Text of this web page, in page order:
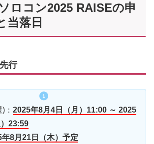
ロコン2025 RAISEの申
当落日
行
： 2025年8月4日（月）11:00 ～ 2025
23:59
年8月21日（木）予定